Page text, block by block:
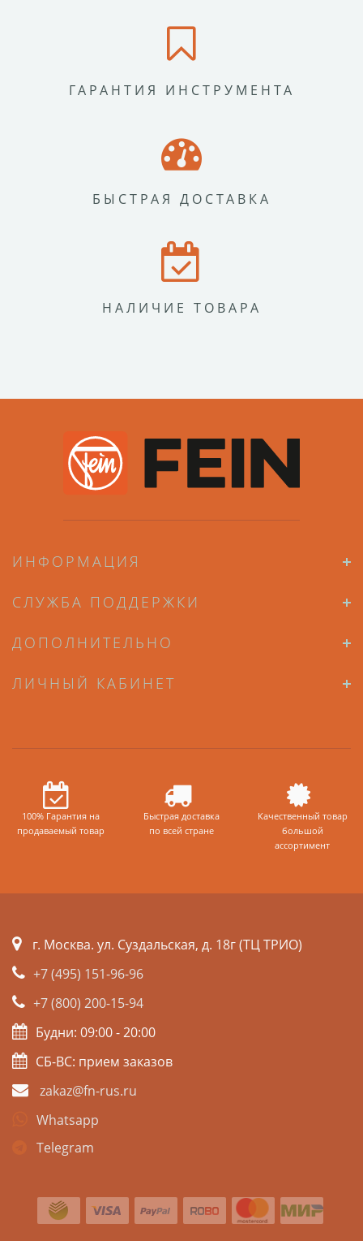
ГАРАНТИЯ ИНСТРУМЕНТА
БЫСТРАЯ ДОСТАВКА
НАЛИЧИЕ ТОВАРА
ИНФОРМАЦИЯ
СЛУЖБА ПОДДЕРЖКИ
ДОПОЛНИТЕЛЬНО
ЛИЧНЫЙ КАБИНЕТ
100% Гарантия на
продаваемый товар
Быстрая доставка
по всей стране
Качественный товар
большой
ассортимент
г. Москва. ул. Суздальская, д. 18г (ТЦ ТРИО)
+7 (495) 151-96-96
+7 (800) 200-15-94
Будни: 09:00 - 20:00
СБ-ВС: прием заказов
zakaz@fn-rus.ru
Whatsapp
Telegram